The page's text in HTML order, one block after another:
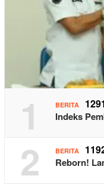
1 BERITA
Indeks
2 BERITA
Reborn!